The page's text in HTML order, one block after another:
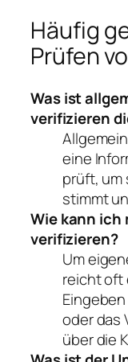
Häufig
Prüfen
Was ist
verifizieren
eine
prüft, um
stimmt
Wie kann ich
verifizieren?
Um
reicht oft
oder das
über die